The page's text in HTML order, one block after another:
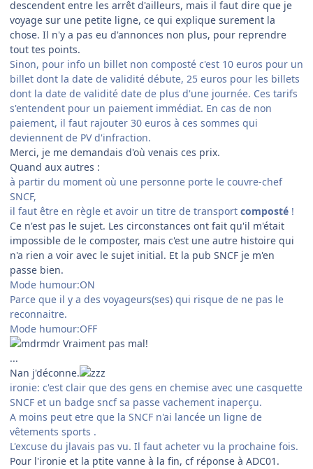
descendent entre les arrêt d'ailleurs, mais il faut dire que je
voyage sur une petite ligne, ce qui explique surement la
chose. Il n'y a pas eu d'annonces non plus, pour reprendre
tout tes points.
Sinon, pour info un billet non composté c'est 10 euros pour un
billet dont la date de validité débute, 25 euros pour les billets
dont la date de validité date de plus d'une journée. Ces tarifs
s'entendent pour un paiement immédiat. En cas de non
paiement, il faut rajouter 30 euros à ces sommes qui
deviennent de PV d'infraction.
Merci, je me demandais d'où venais ces prix.
Quand aux autres :
à partir du moment où une personne porte le couvre-chef
SNCF,
il faut être en règle et avoir un titre de transport composté !
Ce n'est pas le sujet. Les circonstances ont fait qu'il m'était
impossible de le composter, mais c'est une autre histoire qui
n'a rien a voir avec le sujet initial. Et la pub SNCF je m'en
passe bien.
Mode humour:ON
Parce que il y a des voyageurs(ses) qui risque de ne pas le
reconnaitre.
Mode humour:OFF
Vraiment pas mal!
...
Nan j'déconne.
ironie: c'est clair que des gens en chemise avec une casquette
SNCF et un badge sncf sa passe vachement inaperçu.
A moins peut etre que la SNCF n'ai lancée un ligne de
vêtements sports .
L'excuse du jlavais pas vu. Il faut acheter vu la prochaine fois.
Pour l'ironie et la ptite vanne à la fin, cf réponse à ADC01.